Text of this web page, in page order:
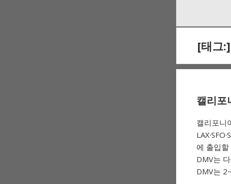
[태그:]
캘리포
캘리포니
에 출입
DMV는
DMV는